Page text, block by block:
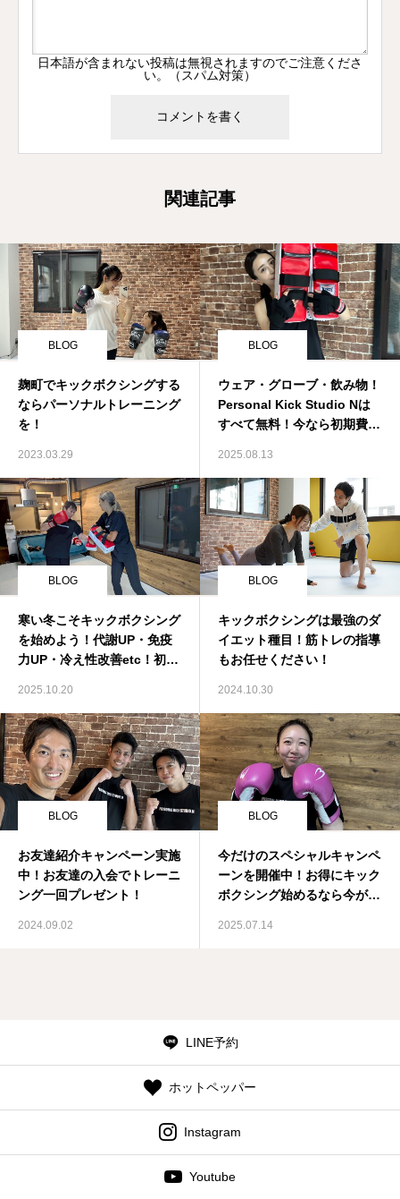
日本語が含まれない投稿は無視されますのでご注意くださ
い。（スパム対策）
関連記事
BLOG
麹町でキックボクシングする
ならパーソナルトレーニング
を！
2023.03.29
BLOG
ウェア・グローブ・飲み物！
Personal Kick Studio Nは
すべて無料！今なら初期費用
2025.08.13
BLOG
寒い冬こそキックボクシング
を始めよう！代謝UP・免疫
力UP・冷え性改善etc！初心
2025.10.20
BLOG
キックボクシングは最強のダ
イエット種目！筋トレの指導
もお任せください！
2024.10.30
BLOG
お友達紹介キャンペーン実施
中！お友達の入会でトレーニ
ング一回プレゼント！
2024.09.02
BLOG
今だけのスペシャルキャンペ
ーンを開催中！お得にキック
ボクシング始めるなら今がチ
2025.07.14
LINE予約
ホットペッパー
Instagram
Youtube